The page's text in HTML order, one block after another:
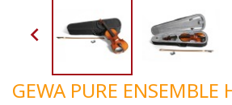

GEWA PURE